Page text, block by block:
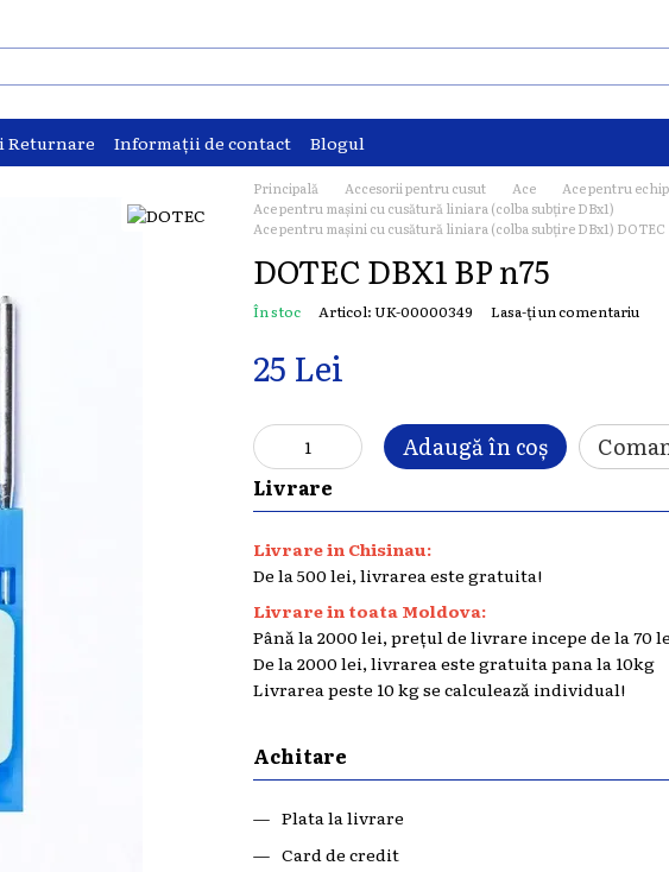
Returnare Informații de contact Blogul
Principală Accesorii pentru cusut Ace
Ace pentru
Ace pentru mașini cu cusătură liniara (colba subțire DBx1)
Ace pentru mașini cu cusătură liniara (colba subțire DBx1) DOTEC
DOTEC DBX1 BP n75
În stoc Articol: UK-00000349 Lasa-ți un comentariu
25 Lei
Adaugă în coș
Livrare
Livrare in Chisinau:
De la 500 lei, livrarea este gratuita!
Livrare in toata Moldova:
Până la 2000 lei, prețul de livrare incepe de la 70
De la 2000 lei, livrarea este gratuita pana la 10kg
Livrarea peste 10 kg se calculează individual!
Achitare
Plata la livrare
Card de credit